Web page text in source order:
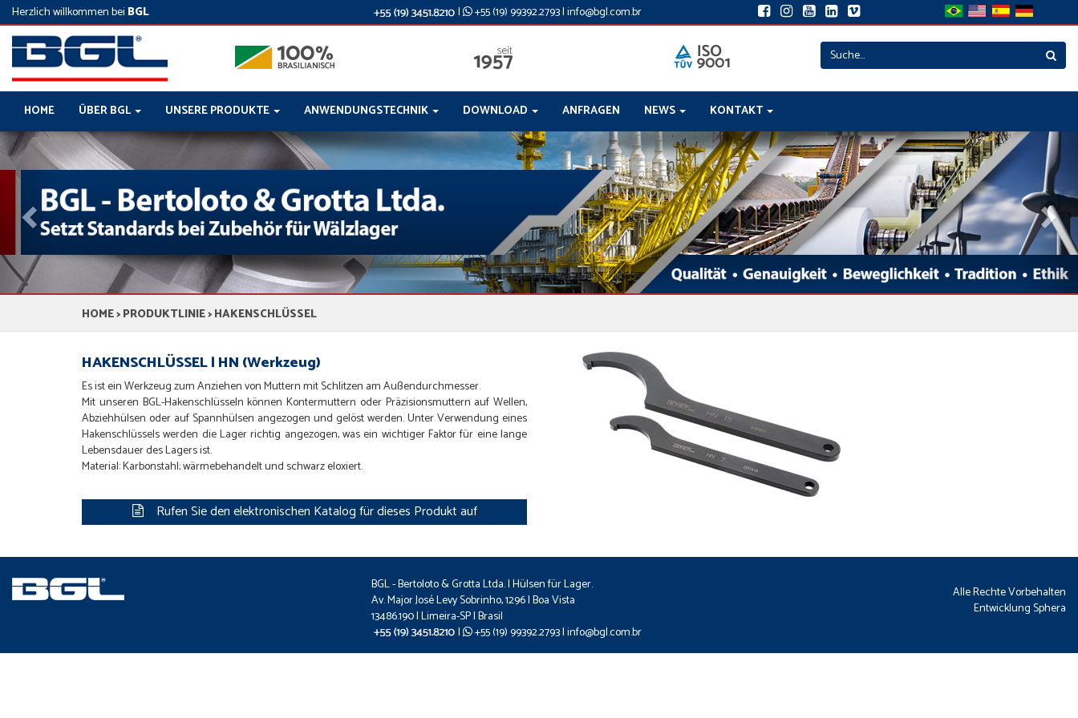
Herzlich willkommen bei BGL | +55 (19) 99392.2793|info@bgl.com.br
HOME ÜBER BGL UNSERE PRODUKTE ANWENDUNGSTECHNIK DOWNLOAD ANFRAGEN NEWS KONTAKT
Previous
HOME>PRODUKTLINIE> HAKENSCHLÜSSEL
HAKENSCHLÜSSEL | HN (Werkzeug)
Es ist ein Werkzeug zum Anziehen von Muttern mit Schlitzen am Außendurchmesser.
Mit unseren BGL-Hakenschlüsseln können Kontermuttern oder Präzisionsmuttern auf Wellen,
Abziehhülsen oder auf Spannhülsen angezogen und gelöst werden. Unter Verwendung eines
Hakenschlüssels werden die Lager richtig angezogen, was ein wichtiger Faktor für eine lange
Lebensdauer des Lagers ist.
Material: Karbonstahl; wärmebehandelt und schwarz eloxiert.
Rufen Sie den elektronischen Katalog für dieses Produkt auf
BGL - Bertoloto & Grotta Ltda. | Hülsen für Lager.
Av. Major José Levy Sobrinho, 1296 | Boa Vista
13486.190 | Limeira-SP | Brasil
|
+55 (19) 99392.2793 |info@bgl.com.br
Alle Rechte Vorbehalten
EntwicklungSphera